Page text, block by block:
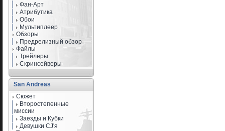
Фан-Арт
Атрибутика
Обои
Мультиплеер
Обзоры
Предрелизный обзор
Файлы
Трейлеры
Скринсейверы
San Andreas
Сюжет
Второстепенные
миссии
Заезды и Кубки
Девушки CJ'я